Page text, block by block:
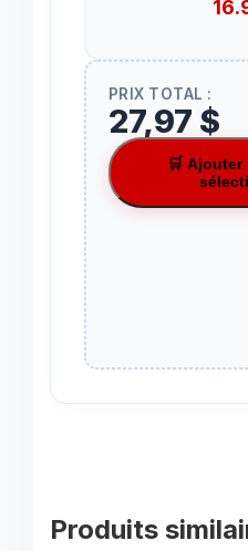
PRIX TOTAL :
27,97 $
🛒
Produits